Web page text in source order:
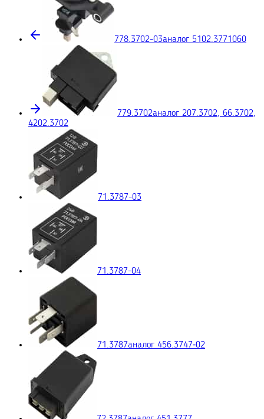
778.3702-03аналог 5102.3771060
779.3702аналог 207.3702, 66.3702,
4202.3702
71.3787-03
71.3787-04
71.3787аналог 456.3747‑02